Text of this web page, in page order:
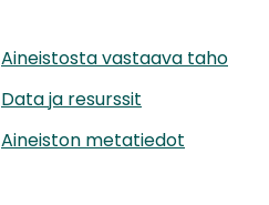
Aineistosta vastaava taho
Data ja resurssit
Aineiston metatiedot